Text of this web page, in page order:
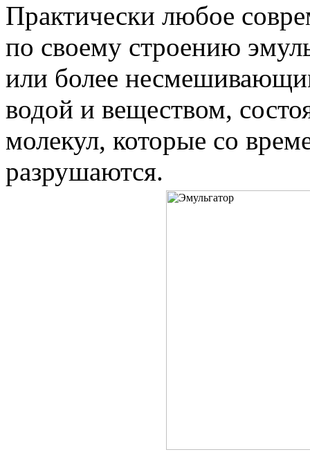
Практически любое
по своему строению
или более
водой и веществом,
молекул, которые со
разрушаются.